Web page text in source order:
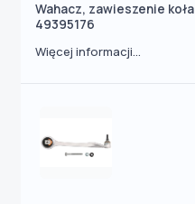
Wahacz, zawieszenie koła
49395176
Więcej informacji...